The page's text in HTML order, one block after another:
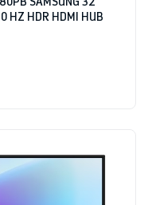
HZ HDR HDMI HUB